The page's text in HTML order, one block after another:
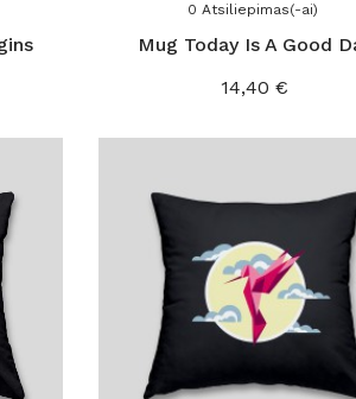
0 Atsiliepimas(-ai)
Mug Today Is A Good
Kaina
14,40 €